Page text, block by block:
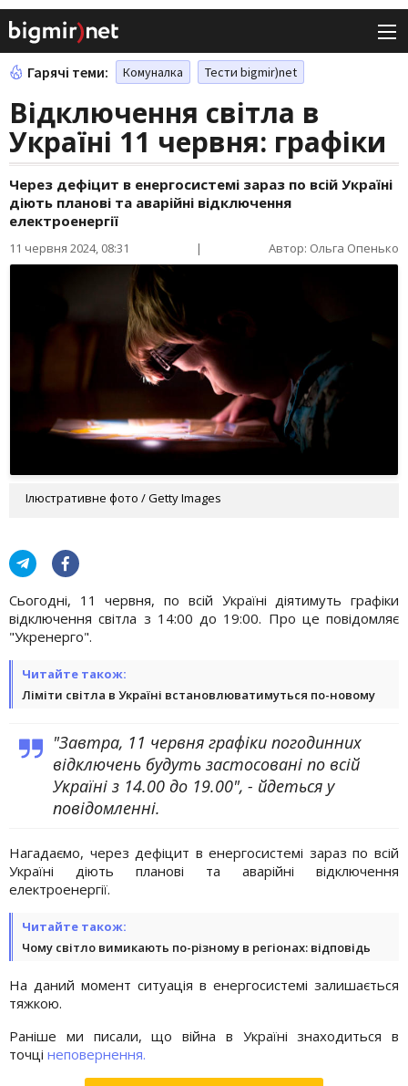
Гарячі теми: Комуналка Тести bigmir)net
Відключення світла в
Україні 11 червня: графіки
Через дефіцит в енергосистемі зараз по всій Україні
діють планові та аварійні відключення
електроенергії
11 червня 2024, 08:31 | Автор: Ольга Опенько
Ілюстративне фото / Getty Images
Сьогодні, 11 червня, по всій Україні діятимуть графіки
відключення світла з 14:00 до 19:00. Про це повідомляє
"Укренерго".
Читайте також:
Ліміти світла в Україні встановлюватимуться по-новому
"Завтра, 11 червня графіки погодинних
відключень будуть застосовані по всій
Україні з 14.00 до 19.00", - йдеться у
повідомленні.
Нагадаємо, через дефіцит в енергосистемі зараз по всій
Україні діють планові та аварійні відключення
електроенергії.
Читайте також:
Чому світло вимикають по-різному в регіонах: відповідь
На даний момент ситуація в енергосистемі залишається
тяжкою.
Раніше ми писали, що війна в Україні знаходиться в
точці неповернення.